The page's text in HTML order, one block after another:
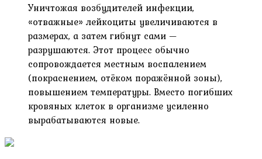
Уничтожая возбудителей инфекции,
«отважные» лейкоциты увеличиваются в
размерах, а затем гибнут сами —
разрушаются. Этот процесс обычно
сопровождается местным воспалением
(покраснением, отёком поражённой зоны),
повышением температуры. Вместо погибших
кровяных клеток в организме усиленно
вырабатываются новые.